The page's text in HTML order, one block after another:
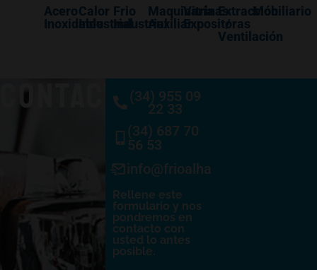
Acero
Inoxidable
Calor
Industrial
Frio
Industrial
Maquinaría
Auxiliar
Vitrinas
Expositoras
Extracción
/
Ventilación
Mobiliario
CONTACTO(34) 955 09
22 33
(34) 687 70
56 53
info@frioalhambra.com
Rellene este
formulario y nos
pondremos en
contacto con
usted lo antes
posible.